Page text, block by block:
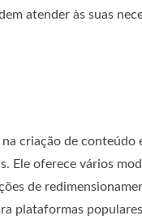
atender às suas
criação de conteúdo
Ele oferece vários
de
plataformas